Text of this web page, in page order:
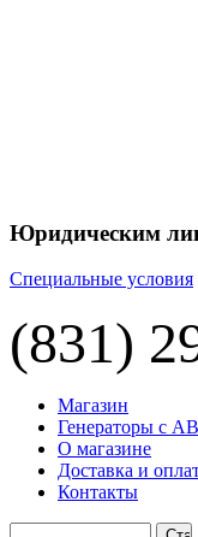
Юридическим
Специальные условия
(831)
Магазин
Генераторы с
О магазине
Доставка и
Контакты